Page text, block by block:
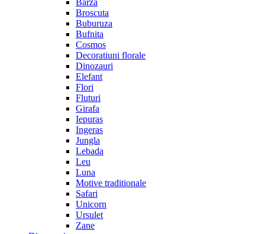
Barza
Broscuta
Buburuza
Bufnita
Cosmos
Decoratiuni florale
Dinozauri
Elefant
Flori
Fluturi
Girafa
Iepuras
Ingeras
Jungla
Lebada
Leu
Luna
Motive traditionale
Safari
Unicorn
Ursulet
Zane